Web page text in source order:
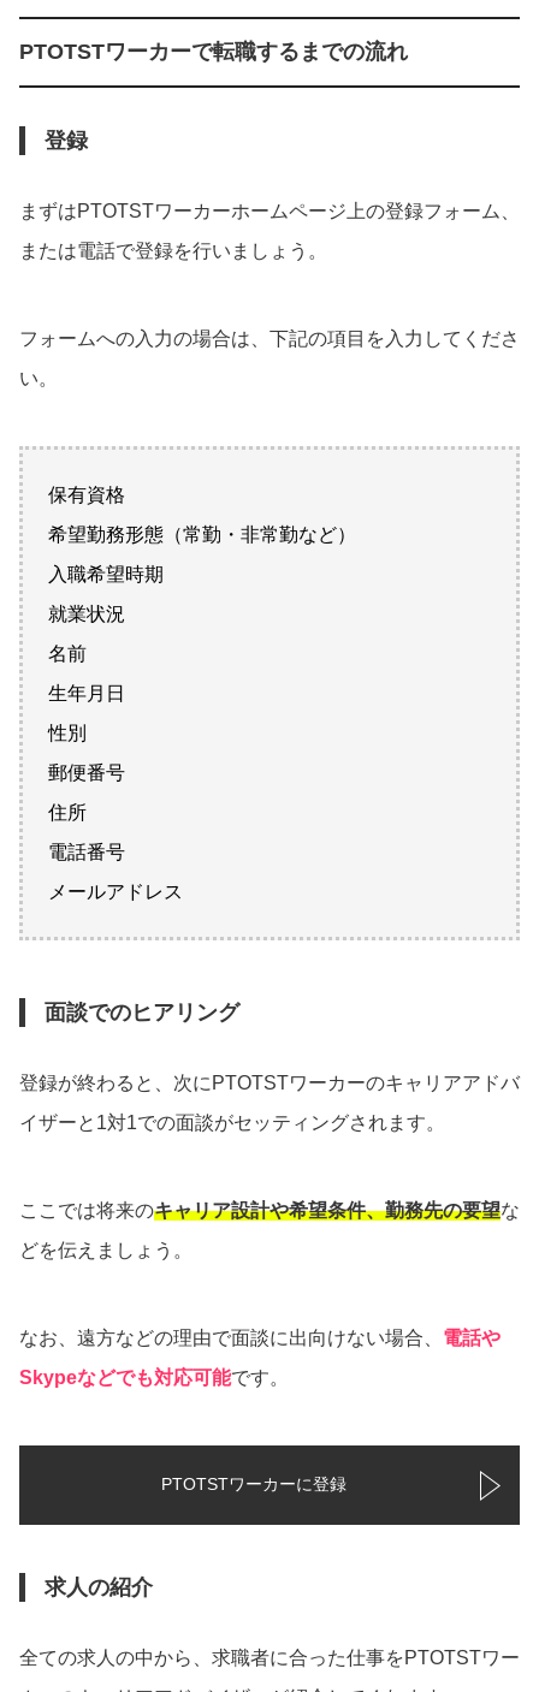
PTOTSTワーカーで転職するまでの流れ
登録
まずはPTOTSTワーカーホームページ上の登録フォーム、
または電話で登録を行いましょう。
フォームへの入力の場合は、下記の項目を入力してくださ
い。
保有資格
希望勤務形態（常勤・非常勤など）
入職希望時期
就業状況
名前
生年月日
性別
郵便番号
住所
電話番号
メールアドレス
面談でのヒアリング
登録が終わると、次にPTOTSTワーカーのキャリアアドバ
イザーと1対1での面談がセッティングされます。
ここでは将来のキャリア設計や希望条件、勤務先の要望な
どを伝えましょう。
なお、遠方などの理由で面談に出向けない場合、 電話や
Skypeなどでも対応可能です。
PTOTSTワーカーに登録
求人の紹介
全ての求人の中から、求職者に合った仕事をPTOTSTワー